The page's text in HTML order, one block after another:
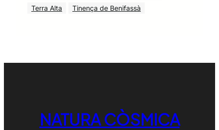
Terra Alta
Tinença de Benifassà
NATURA CÒSMICA